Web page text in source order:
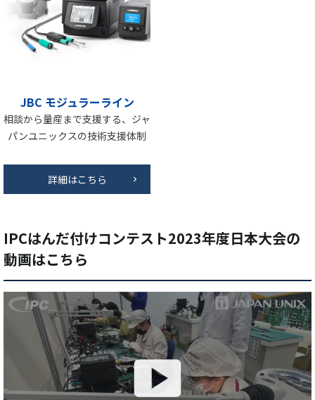
JBC モジュラーライン
相談から量産まで支援する、ジャ
パンユニックスの技術支援体制
詳細はこちら
IPCはんだ付けコンテスト2023年度日本大会の
動画はこちら